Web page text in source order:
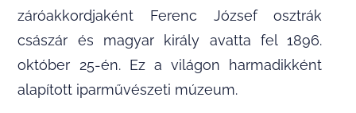
záróakkordjaként Ferenc József osztrák
császár és magyar király avatta fel 1896.
október 25-én. Ez a világon harmadikként
alapított iparművészeti múzeum.